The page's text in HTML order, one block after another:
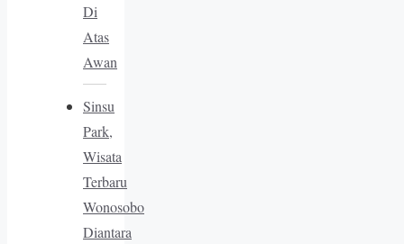
Di
Atas
Awan
Sinsu
Park,
Wisata
Terbaru
Wonosobo
Diantara